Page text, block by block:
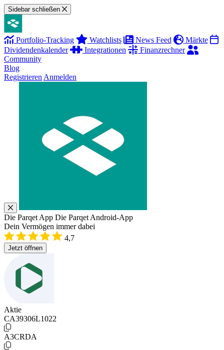
Sidebar schließen
Portfolio-Tracking Watchlists News Feed
Märkte
Dividendenkalender
Integrationen
Finanzrechner
Community
Blog
Registrieren Anmelden
Die Parqet App Die Parqet Android-App
Dein Vermögen immer dabei
4,7
Jetzt öffnen
Aktie
CA39306L1022
A3CRDA